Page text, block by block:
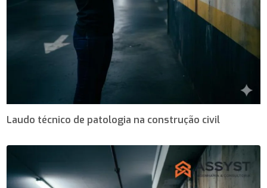
Laudo técnico de patologia na construção civil